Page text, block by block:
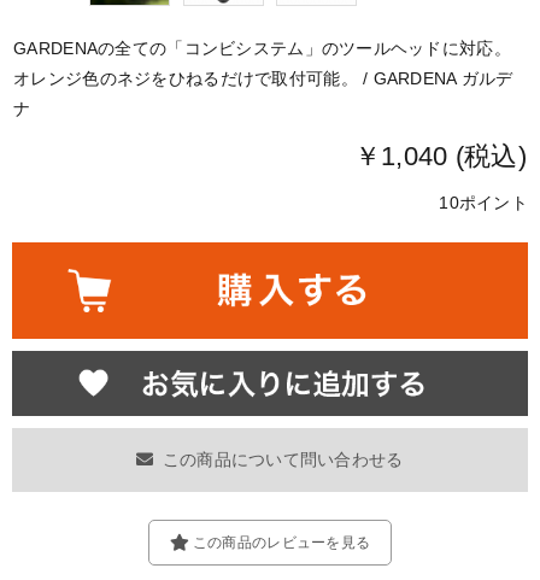
GARDENAの全ての「コンビシステム」のツールヘッドに対応。
オレンジ色のネジをひねるだけで取付可能。 / GARDENA ガルデ
ナ
￥1,040 (税込)
10ポイント
この商品について問い合わせる
この商品のレビューを見る